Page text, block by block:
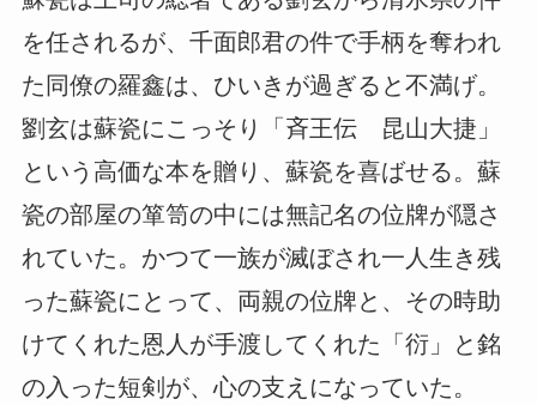
を任されるが、千面郎君の件で手柄を奪われ
た同僚の羅鑫は、ひいきが過ぎると不満げ。
劉玄は蘇瓷にこっそり「斉王伝 昆山大捷」
という高価な本を贈り、蘇瓷を喜ばせる。蘇
瓷の部屋の箪笥の中には無記名の位牌が隠さ
れていた。かつて一族が滅ぼされ一人生き残
った蘇瓷にとって、両親の位牌と、その時助
けてくれた恩人が手渡してくれた「衍」と銘
の入った短剣が、心の支えになっていた。